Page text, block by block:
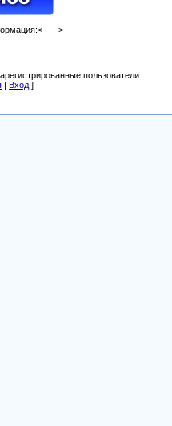
>
пользователи.
| Вход ]